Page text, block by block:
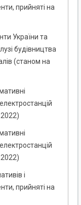
прийняті на
України та
будівництва
(станом на
і
прийняті на